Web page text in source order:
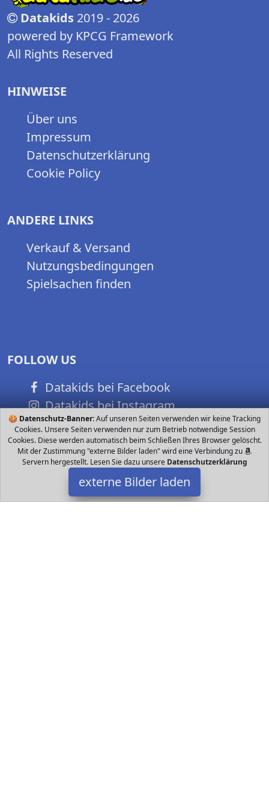
🍪 Datenschutz-Banner:Auf unseren Seiten verwenden wir keine Tracking
Cookies. Unsere Seiten verwenden nur zum Betrieb notwendige Session
Cookies. Diese werden automatisch beim Schließen Ihres Browser gelöscht.
Mit der Zustimmung "externe Bilder laden" wird eine Verbindung zu
Servern hergestellt. Lesen Sie dazu unsere Datenschutzerklärung
externe Bilder laden
Datakids 2019 - 2026
powered by KPCG Framework
All Rights Reserved
HINWEISE
Über uns
Impressum
Datenschutzerklärung
Cookie Policy
ANDERE LINKS
Verkauf & Versand
Nutzungsbedingungen
Spielsachen finden
FOLLOW US
Datakids bei Facebook
Datakids bei Instagram
Datakids bei Github